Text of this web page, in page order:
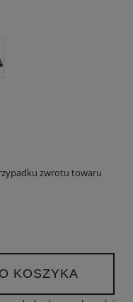
zwrotu towaru
KOSZYKA